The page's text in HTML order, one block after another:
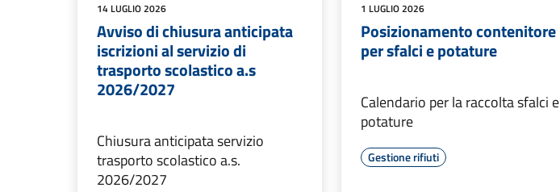
14 LUGLIO 2026
Avviso di chiusura anticipata
iscrizioni al servizio di
trasporto scolastico a.s
2026/2027
Chiusura anticipata servizio
trasporto scolastico a.s.
2026/2027
1 LUGLIO 2026
Posizionamento contenitore
per sfalci e potature
Calendario per la raccolta sfalci e
potature
Gestione rifiuti